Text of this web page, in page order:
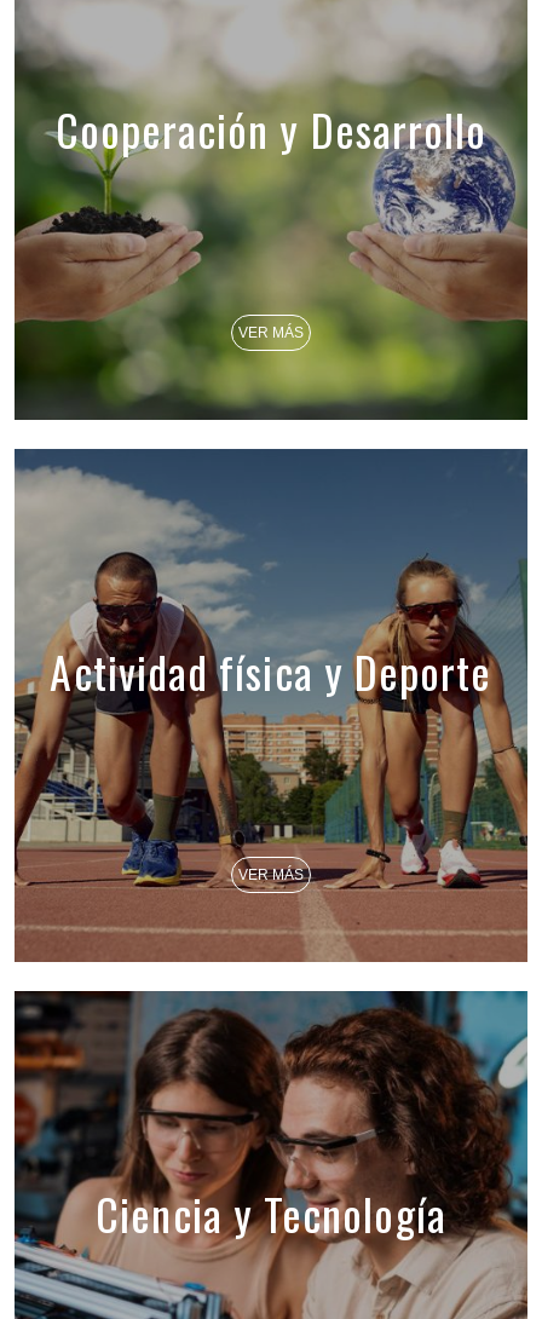
Cooperación y Desarrollo
VER MÁS
Actividad física y Deporte
VER MÁS
Ciencia y Tecnología